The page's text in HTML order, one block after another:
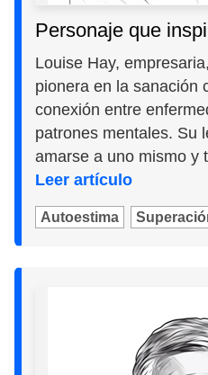
Personaje que
Louise Hay,
pionera en la sanación
conexión entre
patrones mentales. Su
amarse a uno mismo y
Leer artículo
Autoestima